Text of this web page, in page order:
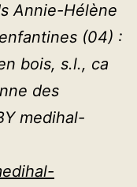
Annie-Hélène
(04) :
bois, s.l., ca
des
medihal-